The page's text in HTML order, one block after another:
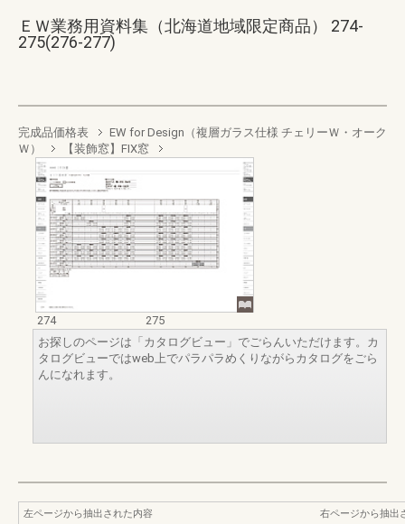
ＥＷ業務用資料集（北海道地域限定商品） 274-
275(276-277)
完成品価格表
EW for Design（複層ガラス仕様 チェリーＷ・オーク
Ｗ）
【装飾窓】FIX窓
274
275
お探しのページは「カタログビュー」でごらんいただけます。カ
タログビューではweb上でパラパラめくりながらカタログをごら
んになれます。
左ページから抽出された内容
右ページから抽出